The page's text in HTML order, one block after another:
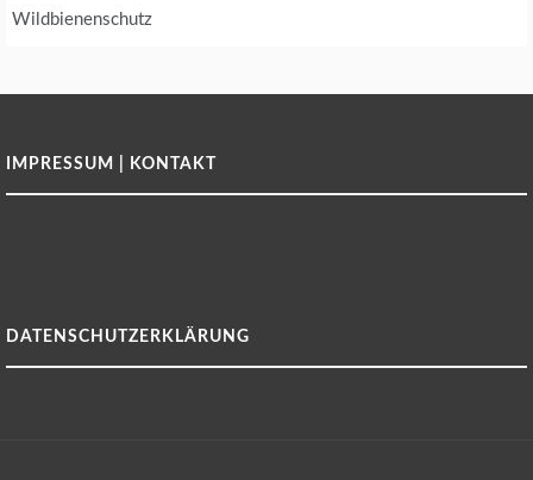
Wildbienenschutz
IMPRESSUM | KONTAKT
DATENSCHUTZERKLÄRUNG